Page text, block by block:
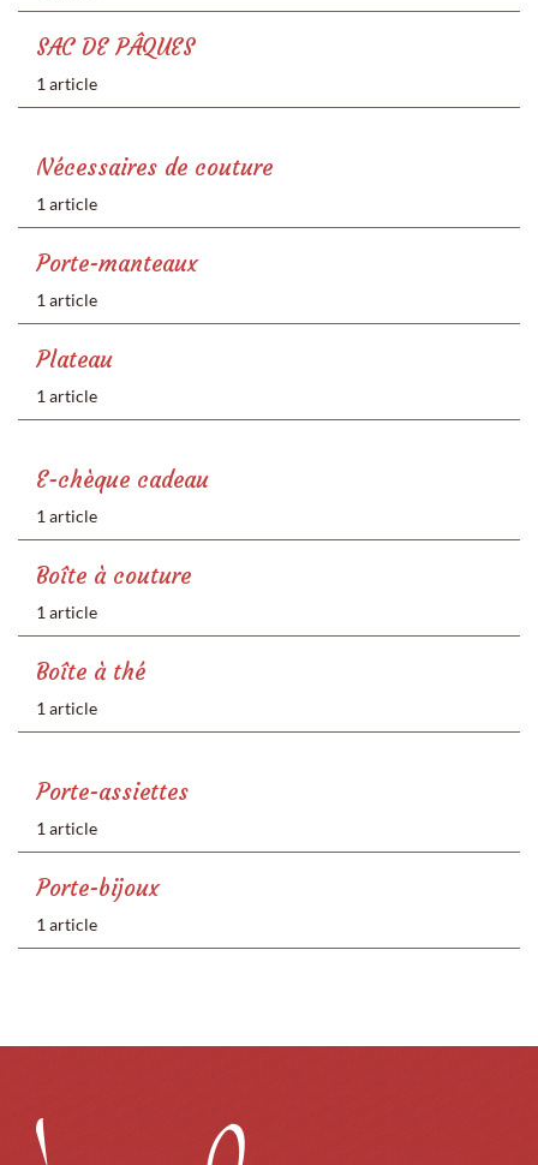
SAC DE PÂQUES
1 article
Nécessaires de couture
1 article
Porte-manteaux
1 article
Plateau
1 article
E-chèque cadeau
1 article
Boîte à couture
1 article
Boîte à thé
1 article
Porte-assiettes
1 article
Porte-bijoux
1 article